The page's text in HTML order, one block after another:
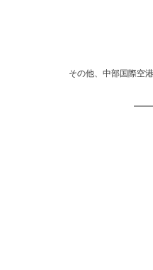
その他、中部国際空